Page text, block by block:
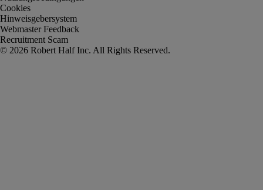
Cookies
Hinweisgebersystem
Webmaster Feedback
Recruitment Scam